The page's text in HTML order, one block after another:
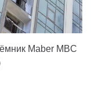
Maber MBC